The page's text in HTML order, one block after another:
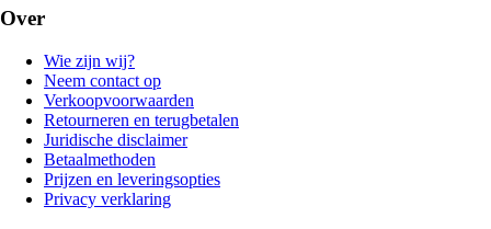
Over
Wie zijn wij?
Neem contact op
Verkoopvoorwaarden
Retourneren en terugbetalen
Juridische disclaimer
Betaalmethoden
Prijzen en leveringsopties
Privacy verklaring